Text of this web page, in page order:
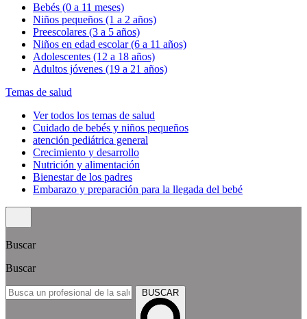
Bebés (0 a 11 meses)
Niños pequeños (1 a 2 años)
Preescolares (3 a 5 años)
Niños en edad escolar (6 a 11 años)
Adolescentes (12 a 18 años)
Adultos jóvenes (19 a 21 años)
Temas de salud
Ver todos los temas de salud
Cuidado de bebés y niños pequeños
atención pediátrica general
Crecimiento y desarrollo
Nutrición y alimentación
Bienestar de los padres
Embarazo y preparación para la llegada del bebé
Buscar
Buscar
BUSCAR